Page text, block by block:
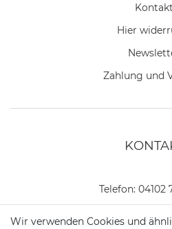
Kontakt
Hier
Zahlung und
Telefon: 04102
Mail:
Wir verwenden Cookies und